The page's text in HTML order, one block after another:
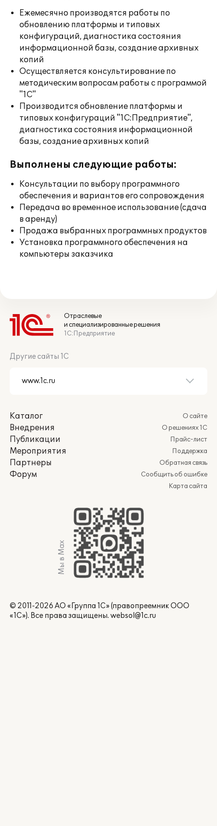
Ежемесячно производятся работы по
обновлению платформы и типовых
конфигураций, диагностика состояния
информационной базы, создание архивных
копий
Осуществляется консультирование по
методическим вопросам работы с программой
"1С"
Производится обновление платформы и
типовых конфигураций "1С:Предприятие",
диагностика состояния информационной
базы, создание архивных копий
Выполнены следующие работы:
Консультации по выбору программного
обеспечения и вариантов его сопровождения
Передача во временное использование (сдача
в аренду)
Продажа выбранных программных продуктов
Установка программного обеспечения на
компьютеры заказчика
Отраслевые
и специализированные решения
1С:Предприятие
Другие сайты 1С
Каталог
Внедрения
Публикации
Мероприятия
Партнеры
Форум
О сайте
О решениях 1С
Прайс-лист
Поддержка
Обратная связь
Сообщить об ошибке
Карта сайта
Мы в Max
© 2011-2026 АО «Группа 1С» (правопреемник ООО
«1С»). Все права защищены. websol@1c.ru